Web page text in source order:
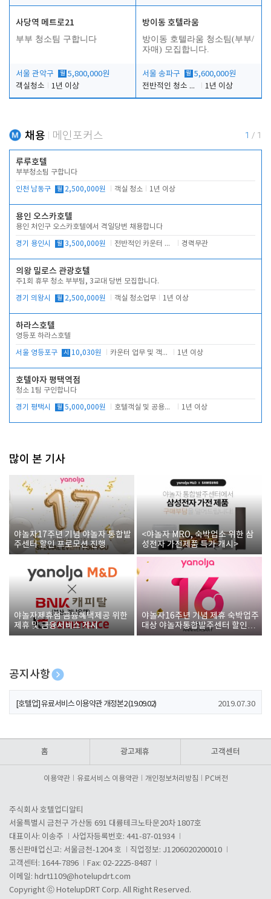
사당역 메트로21
부부 청소팀 구합니다
서울 관악구 월 5,800,000원
객실청소
1년 이상
방이동 호텔라움
방이동 호텔라움 청소팀(부부/
자매) 모집합니다.
서울 송파구 월 5,600,000원
전반적인 청소 업무(객실청소.객실정리)
1년 이상
채용 메인포커스 1 / 1
루루호텔
부부청소팀 구합니다
인천 남동구 월 2,500,000원 객실 청소 1년 이상
용인 오스카호텔
용인 처인구 오스카호텔에서 격일당번 채용합니다
경기 용인시 월 3,500,000원 전반적인 카운터 업무 경력무관
의왕 밀로스 관광호텔
주1회 휴무 청소 부부팀, 3교대 당번 모집합니다.
경기 의왕시 월 2,500,000원 객실 청소업무 1년 이상
하라스호텔
영등포 하라스호텔
서울 영등포구 시 10,030원 카운터 업무 및 객실관리(청소상태 확인, 객실판매) 1년 이상
호텔야자 평택역점
청소 1팀 구인합니다
경기 평택시 월 5,000,000원 호텔객실 및 공용시설 청소 관리 1년 이상
많이 본 기사
야놀자17주년 기념 야놀자 통합발
주센터 할인 프로모션 진행
<야놀자 MRO, 숙박업소 위한 삼
성전자 가전제품 특가 개시>
야놀자제휴점 금융혜택제공 위한
제휴 및 금융서비스 게시
야놀자16주년 기념 제휴 숙박업주
대상 야놀자통합발주센터 할인쿠
폰 증정
공지사항
[호텔업] 개인정보 처리방침 개정본1 (19.09.02)
[호텔업] 유료서비스 이용약관 개정본2 (19.09.02) 2019.07.30
홈 광고제휴 고객센터
이용약관 유료서비스 이용약관 개인정보처리방침 PC버전
주식회사 호텔업디알티
서울특별시 금천구 가산동 691 대륭테크노타운20차 1807호
대표이사: 이송주
사업자등록번호: 441-87-01934
통신판매업신고: 서울금천-1204 호
직업정보: J1206020200010
고객센터: 1644-7896
Fax: 02-2225-8487
이메일: hdrt1109@hotelupdrt.com
Copyright ⓒ HotelupDRT Corp. All Right Reserved.